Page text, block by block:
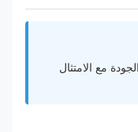
مع الامتثال